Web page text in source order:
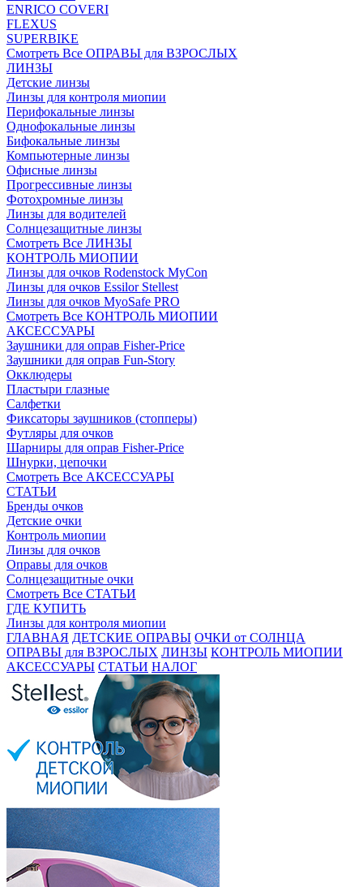
ENRICO COVERI
FLEXUS
SUPERBIKE
Смотреть Все ОПРАВЫ для ВЗРОСЛЫХ
ЛИНЗЫ
Детские линзы
Линзы для контроля миопии
Перифокальные линзы
Однофокальные линзы
Бифокальные линзы
Компьютерные линзы
Офисные линзы
Прогрессивные линзы
Фотохромные линзы
Линзы для водителей
Солнцезащитные линзы
Смотреть Все ЛИНЗЫ
КОНТРОЛЬ МИОПИИ
Линзы для очков Rodenstock MyCon
Линзы для очков Essilor Stellest
Линзы для очков MyoSafe PRO
Смотреть Все КОНТРОЛЬ МИОПИИ
АКСЕССУАРЫ
Заушники для оправ Fisher-Price
Заушники для оправ Fun-Story
Окклюдеры
Пластыри глазные
Салфетки
Фиксаторы заушников (стопперы)
Футляры для очков
Шарниры для оправ Fisher-Price
Шнурки, цепочки
Смотреть Все АКСЕССУАРЫ
СТАТЬИ
Бренды очков
Детские очки
Контроль миопии
Линзы для очков
Оправы для очков
Солнцезащитные очки
Смотреть Все СТАТЬИ
ГДЕ КУПИТЬ
Линзы для контроля миопии
ГЛАВНАЯ ДЕТСКИЕ ОПРАВЫ ОЧКИ от СОЛНЦА
ОПРАВЫ для ВЗРОСЛЫХ ЛИНЗЫ КОНТРОЛЬ МИОПИИ
АКСЕССУАРЫ СТАТЬИ НАЛОГ